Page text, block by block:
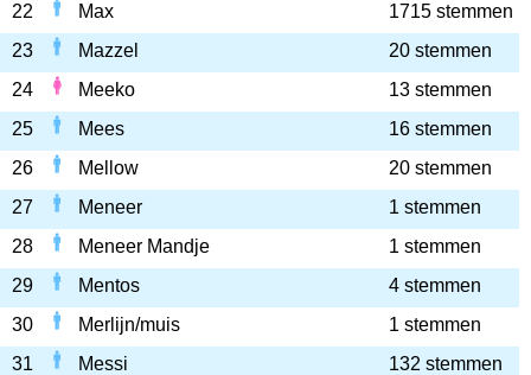
22
Max
1715 stemmen
23
Mazzel
20 stemmen
24
Meeko
13 stemmen
25
Mees
16 stemmen
26
Mellow
20 stemmen
27
Meneer
1 stemmen
28
Meneer Mandje
1 stemmen
29
Mentos
4 stemmen
30
Merlijn/muis
1 stemmen
31
Messi
132 stemmen